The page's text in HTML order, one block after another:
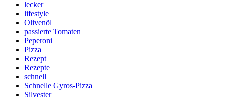
lecker
lifestyle
Olivenöl
passierte Tomaten
Peperoni
Pizza
Rezept
Rezepte
schnell
Schnelle Gyros-Pizza
Silvester